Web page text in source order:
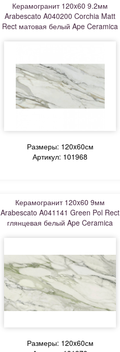
Керамогранит 120x60 9.2мм
Arabescato A040200 Corchia Matt
Rect матовая белый Ape Ceramica
Размеры: 120x60см
Артикул: 101968
Керамогранит 120x60 9мм
Arabescato A041141 Green Pol Rect
глянцевая белый Ape Ceramica
Размеры: 120x60см